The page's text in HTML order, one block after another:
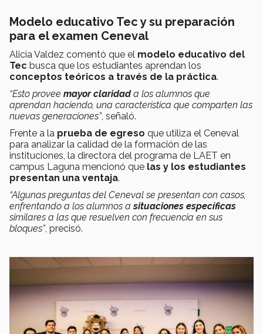
Modelo educativo Tec y su preparación
para el examen Ceneval
Alicia Valdez comentó que el modelo educativo del
Tec busca que los estudiantes aprendan los
conceptos teóricos a través de la práctica.
“Esto provee mayor claridada los alumnos que
aprendan haciendo, una característica que comparten las
nuevas generaciones”, señaló.
Frente a la prueba de egreso que utiliza el Ceneval
para analizar la calidad de la formación de las
instituciones, la directora del programa de LAET en
campus Laguna mencionó que las y los estudiantes
presentan una ventaja.
“Algunas preguntas del Ceneval se presentan con casos,
enfrentando a los alumnos asituaciones específicas
similares a las que resuelven con frecuencia en sus
bloques”, precisó.